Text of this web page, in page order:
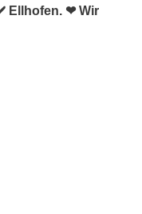
Ellhofen. ❤ Wir